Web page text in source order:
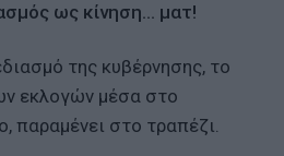
ως κίνηση... ματ!
της κυβέρνησης, το
εκλογών μέσα στο
παραμένει στο τραπέζι.